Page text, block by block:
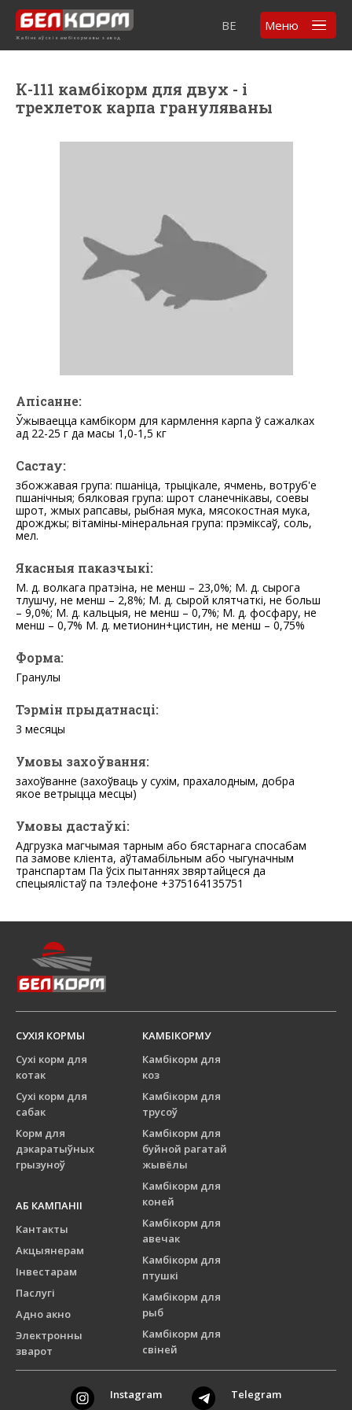
Жабінкаўскі камбікормавы завод
BE Меню
К-111 камбікорм для двух - і
трехлеток карпа грануляваны
Апісанне:
Ўжываецца камбікорм для кармлення карпа ў сажалках
ад 22-25 г да масы 1,0-1,5 кг
Састау:
збожжавая група: пшаніца, трыцікале, ячмень, вотруб'е
пшанічныя; бялковая група: шрот сланечнікавы, соевы
шрот, жмых рапсавы, рыбная мука, мясокостная мука,
дрожджы; вітаміны-мінеральная група: прэміксаў, соль,
мел.
Якасныя паказчыкі:
М. д. волкага пратэіна, не менш – 23,0%; М. д. сырога
тлушчу, не менш – 2,8%; М. д. сырой клятчаткі, не больш
– 9,0%; М. д. кальцыя, не менш – 0,7%; М. д. фосфару, не
менш – 0,7% М. д. метионин+цистин, не менш – 0,75%
Форма:
Гранулы
Тэрмін прыдатнасці:
3 месяцы
Умовы захоўвання:
захоўванне (захоўваць у сухім, прахалодным, добра
якое ветрыцца месцы)
Умовы дастаўкі:
Адгрузка магчымая тарным або бястарнага спосабам
па замове кліента, аўтамабільным або чыгуначным
транспартам Па ўсіх пытаннях звяртайцеся да
спецыялістаў па тэлефоне +375164135751
СУХІЯ КОРМЫ
Сухі корм для
котак
Сухі корм для
сабак
Корм для
дэкаратыўных
грызуноў
КАМБІКОРМУ
Камбікорм для
коз
Камбікорм для
трусоў
Камбікорм для
буйной рагатай
жывёлы
Камбікорм для
коней
Камбікорм для
авечак
Камбікорм для
птушкі
Камбікорм для
рыб
Камбікорм для
свіней
АБ КАМПАНІІ
Кантакты
Акцыянерам
Інвестарам
Паслугі
Адно акно
Электронны
зварот
Instagram Telegram